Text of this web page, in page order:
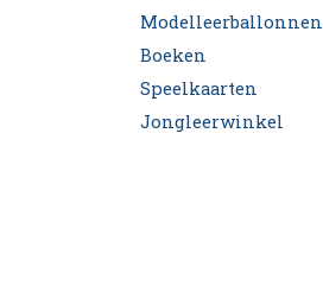
Modelleerballonnen
Boeken
Speelkaarten
Jongleerwinkel